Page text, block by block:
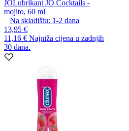
JOLubrikant JO Cocktails -
mojito, 60 ml
Na skladištu: 1-2 dana
13,95 €
11,16 € Najniža cijena u zadnjih
30 dana.